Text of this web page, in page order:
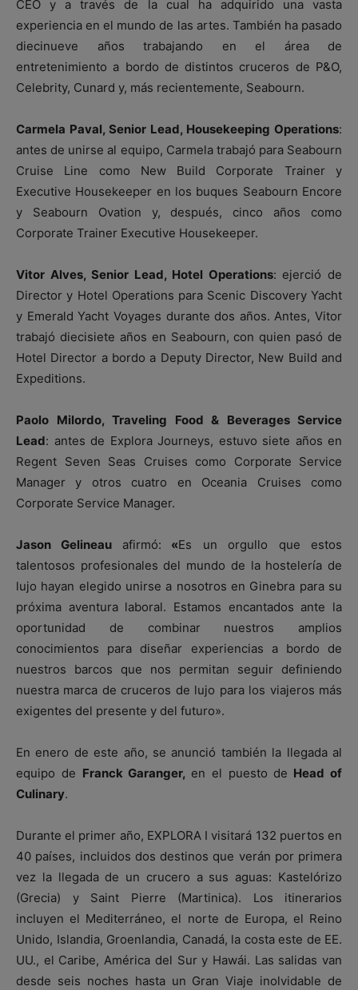
CEO y a través de la cual ha adquirido una vasta
experiencia en el mundo de las artes. También ha pasado
diecinueve años trabajando en el área de
entretenimiento a bordo de distintos cruceros de P&O,
Celebrity, Cunard y, más recientemente, Seabourn.
Carmela Paval, Senior Lead, Housekeeping Operations:
antes de unirse al equipo, Carmela trabajó para Seabourn
Cruise Line como New Build Corporate Trainer y
Executive Housekeeper en los buques Seabourn Encore
y Seabourn Ovation y, después, cinco años como
Corporate Trainer Executive Housekeeper.
Vitor Alves, Senior Lead, Hotel Operations: ejerció de
Director y Hotel Operations para Scenic Discovery Yacht
y Emerald Yacht Voyages durante dos años. Antes, Vitor
trabajó diecisiete años en Seabourn, con quien pasó de
Hotel Director a bordo a Deputy Director, New Build and
Expeditions.
Paolo Milordo, Traveling Food & Beverages Service
Lead: antes de Explora Journeys, estuvo siete años en
Regent Seven Seas Cruises como Corporate Service
Manager y otros cuatro en Oceania Cruises como
Corporate Service Manager.
Jason Gelineau afirmó: «Es un orgullo que estos
talentosos profesionales del mundo de la hostelería de
lujo hayan elegido unirse a nosotros en Ginebra para su
próxima aventura laboral. Estamos encantados ante la
oportunidad de combinar nuestros amplios
conocimientos para diseñar experiencias a bordo de
nuestros barcos que nos permitan seguir definiendo
nuestra marca de cruceros de lujo para los viajeros más
exigentes del presente y del futuro».
En enero de este año, se anunció también la llegada al
equipo de Franck Garanger, en el puesto de Head of
Culinary.
Durante el primer año, EXPLORA I visitará 132 puertos en
40 países, incluidos dos destinos que verán por primera
vez la llegada de un crucero a sus aguas: Kastelórizo
(Grecia) y Saint Pierre (Martinica). Los itinerarios
incluyen el Mediterráneo, el norte de Europa, el Reino
Unido, Islandia, Groenlandia, Canadá, la costa este de EE.
UU., el Caribe, América del Sur y Hawái. Las salidas van
desde seis noches hasta un Gran Viaje inolvidable de